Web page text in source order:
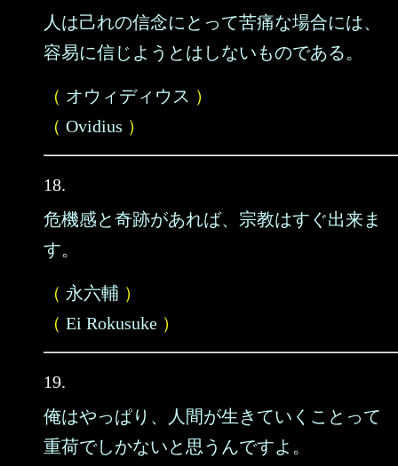
人は己れの信念にとって苦痛な場合には、
容易に信じようとはしないものである。
（ オウィディウス ）
（ Ovidius ）
18.
危機感と奇跡があれば、宗教はすぐ出来ま
す。
（ 永六輔 ）
（ Ei Rokusuke ）
19.
俺はやっぱり、人間が生きていくことって
重荷でしかないと思うんですよ。